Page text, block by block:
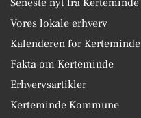
Seneste nyt fra Kerteminde
Vores lokale erhverv
Kalenderen for Kerteminde
Fakta om Kerteminde
Erhvervsartikler
Kerteminde Kommune